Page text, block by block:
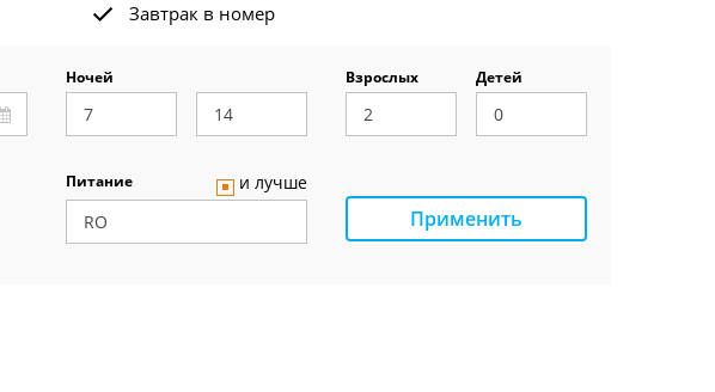
Завтрак в номер
Ночей Взрослых Детей
Питание и лучше
Применить